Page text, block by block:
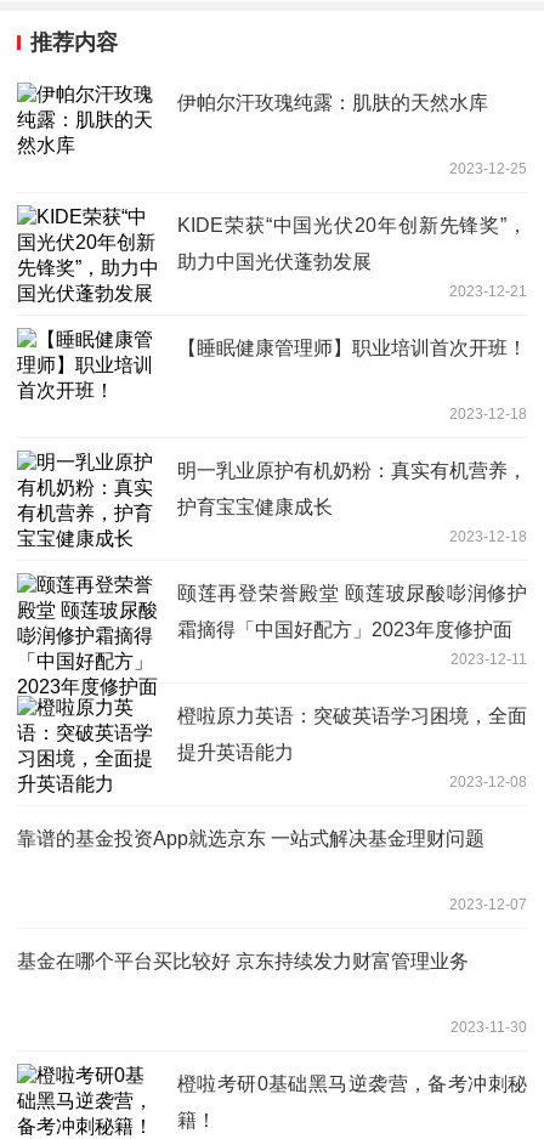
推荐内容
伊帕尔汗玫瑰纯露：肌肤的天然水库
2023-12-25
KIDE荣获“中国光伏20年创新先锋奖”，
助力中国光伏蓬勃发展
2023-12-21
【睡眠健康管理师】职业培训首次开班！
2023-12-18
明一乳业原护有机奶粉：真实有机营养，
护育宝宝健康成长
2023-12-18
颐莲再登荣誉殿堂 颐莲玻尿酸嘭润修护
霜摘得「中国好配方」2023年度修护面
2023-12-11
橙啦原力英语：突破英语学习困境，全面
提升英语能力
2023-12-08
靠谱的基金投资App就选京东 一站式解决基金理财问题
2023-12-07
基金在哪个平台买比较好 京东持续发力财富管理业务
2023-11-30
橙啦考研0基础黑马逆袭营，备考冲刺秘
籍！